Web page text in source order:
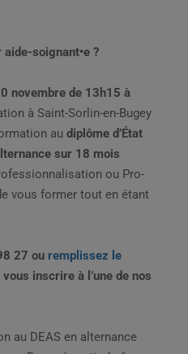
soignant•e ?
novembre de 13h15 à
à Saint-Sorlin-en-Bugey
au diplôme d’État
sur 18 mois
ou Pro-
vous former tout en étant
27 ou remplissez le
vous inscrire à l’une de nos
au DEAS en alternance